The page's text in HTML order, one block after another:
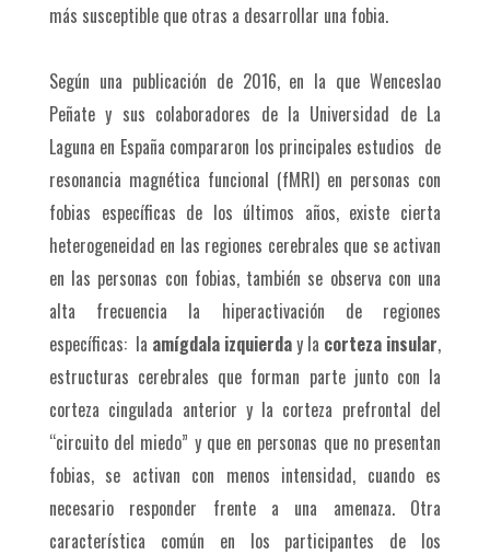
más susceptible que otras a desarrollar una fobia.
Según una publicación de 2016, en la que Wenceslao
Peñate y sus colaboradores de la Universidad de La
Laguna en España compararon los principales estudios de
resonancia magnética funcional (fMRI) en personas con
fobias específicas de los últimos años, existe cierta
heterogeneidad en las regiones cerebrales que se activan
en las personas con fobias, también se observa con una
alta frecuencia la hiperactivación de regiones
específicas: la amígdala izquierday la corteza insular,
estructuras cerebrales que forman parte junto con la
corteza cingulada anterior y la corteza prefrontal del
“circuito del miedo” y que en personas que no presentan
fobias, se activan con menos intensidad, cuando es
necesario responder frente a una amenaza. Otra
característica común en los participantes de los